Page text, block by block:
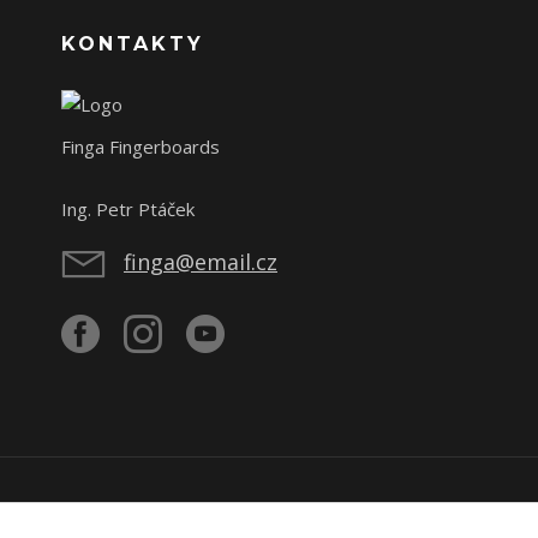
KONTAKTY
Finga Fingerboards
Ing. Petr Ptáček
finga@email.cz